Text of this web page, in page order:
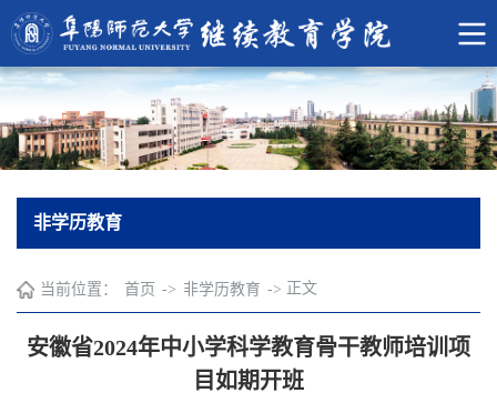
非学历教育
当前位置： 首页 -> 非学历教育 -> 正文
安徽省2024年中小学科学教育骨干教师培训项
目如期开班